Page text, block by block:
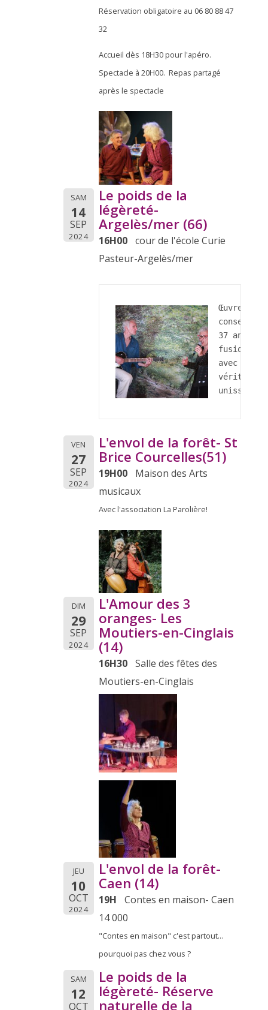
Réservation obligatoire au 06 80 88 47
32
Accueil dès 18H30 pour l'apéro.
Spectacle à 20H00. Repas partagé
après le spectacle
SAM
14
SEP
2024
Le poids de la
légèreté-
Argelès/mer (66)
16H00 cour de l'école Curie
Pasteur-Argelès/mer
Œuvre
37 ans et
fusion
avec
unissent
VEN
27
SEP
2024
L'envol de la forêt- St
Brice Courcelles(51)
19H00
Maison des Arts
musicaux
Avec l'association La Parolière!
DIM
29
SEP
2024
L'Amour des 3
oranges- Les
Moutiers-en-Cinglais
(14)
16H30 Salle des fêtes des
Moutiers-en-Cinglais
JEU
10
OCT
2024
L'envol de la forêt-
Caen (14)
19H
Contes en maison- Caen
14 000
"Contes en maison" c'est partout...
pourquoi pas chez vous ?
SAM
12
OCT
Le poids de la
légèreté- Réserve
naturelle de la